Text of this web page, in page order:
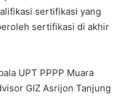
sertifikasi yang
sertifikasi di akhir
UPT PPPP Muara
GIZ Asrijon Tanjung